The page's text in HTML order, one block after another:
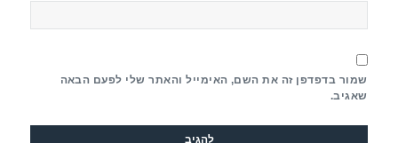
שמור בדפדפן זה את השם, האימייל והאתר שלי לפעם הבאה
שאגיב.